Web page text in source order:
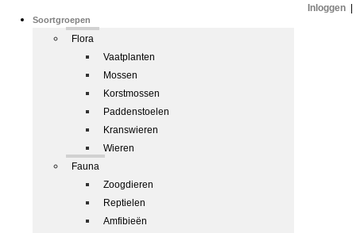
Soortgroepen
Flora
Vaatplanten
Mossen
Korstmossen
Paddenstoelen
Kranswieren
Wieren
Fauna
Zoogdieren
Reptielen
Amfibieën
Inloggen